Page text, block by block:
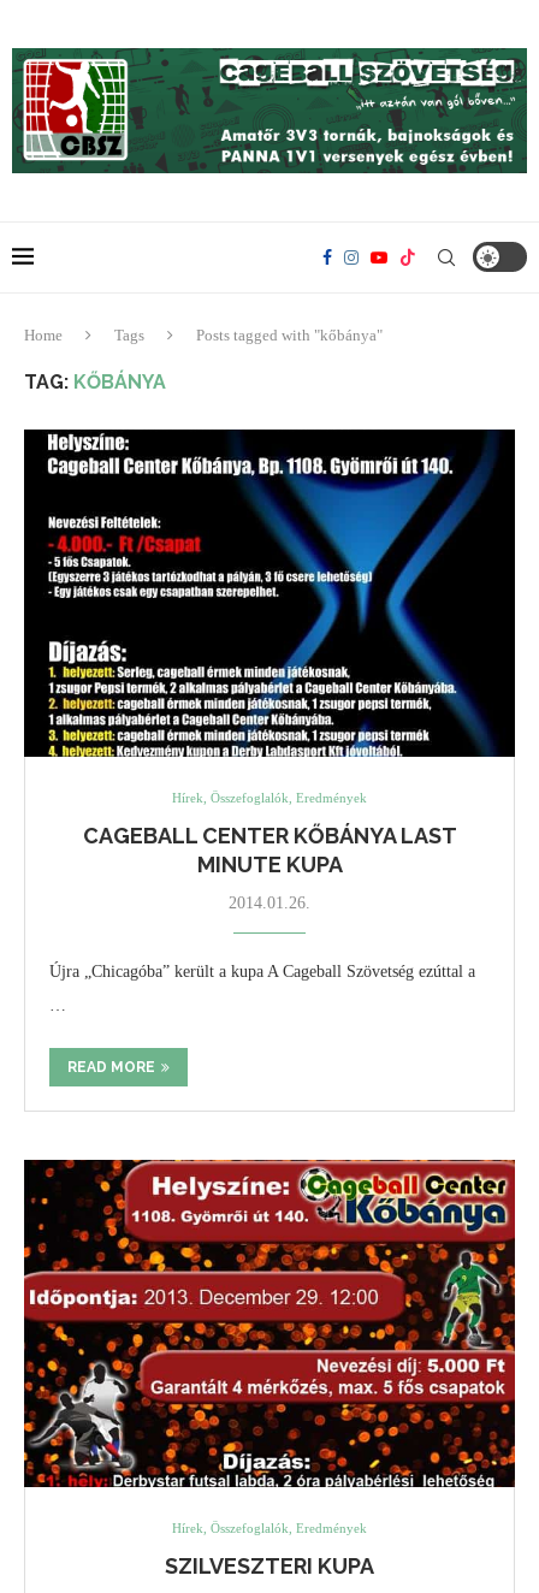
Home Tags Posts tagged with "kőbánya"
TAG: KŐBÁNYA
Hírek, Összefoglalók, Eredmények
CAGEBALL CENTER KŐBÁNYA LAST
MINUTE KUPA
2014.01.26.
Újra „Chicagóba” került a kupa A Cageball Szövetség ezúttal a
READ MORE
Hírek, Összefoglalók, Eredmények
SZILVESZTERI KUPA